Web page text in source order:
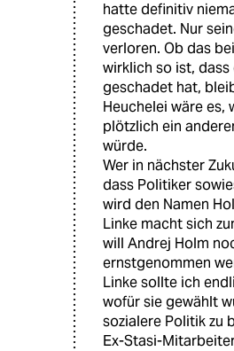
hatte definitiv
geschadet. Nur
verloren. Ob das
wirklich so ist, dass
geschadet hat,
Heuchelei wäre es,
plötzlich ein
würde.
Wer in nächster
dass Politiker
wird den Namen
Linke macht sich
will Andrej Holm
ernstgenommen
Linke sollte ich
wofür sie gewählt
sozialere Politik zu
Ex-Stasi-